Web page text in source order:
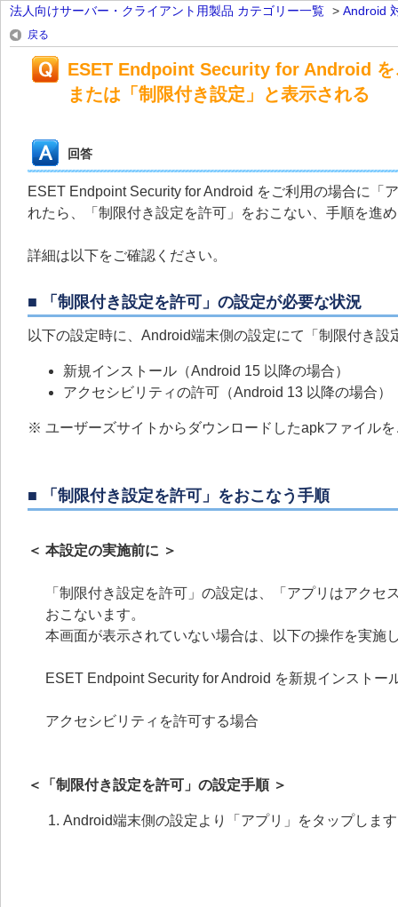
法人向けサーバー・クライアント用製品 カテゴリー一覧 > Android
戻る
ESET Endpoint Security for Android を
または「制限付き設定」と表示される
回答
ESET Endpoint Security for Android をご利用の場合に「
れたら、「制限付き設定を許可」をおこない、手順を進
詳細は以下をご確認ください。
■ 「制限付き設定を許可」の設定が必要な状況
以下の設定時に、Android端末側の設定にて「制限付き
新規インストール（Android 15 以降の場合）
アクセシビリティの許可（Android 13 以降の場合）
※ ユーザーズサイトからダウンロードしたapkファイル
■ 「制限付き設定を許可」をおこなう手順
＜ 本設定の実施前に ＞
「制限付き設定を許可」の設定は、「アプリはアク
おこないます。
本画面が表示されていない場合は、以下の操作を実施
ESET Endpoint Security for Android を新規インストー
アクセシビリティを許可する場合
＜「制限付き設定を許可」の設定手順 ＞
Android端末側の設定より「アプリ」をタップしま